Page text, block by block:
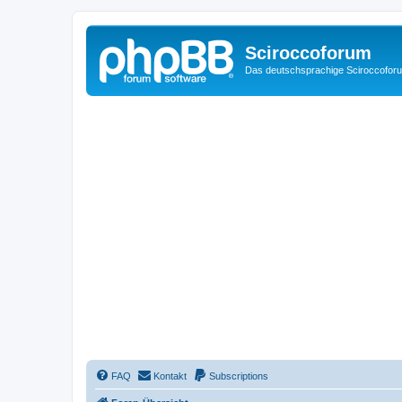
Sciroccoforum
Das deutschsprachige
FAQ Kontakt Subscriptions